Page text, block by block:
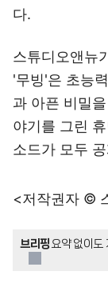
다.
스튜디오앤뉴
'무빙'은 초능
과 아픈 비밀
야기를 그린
소드가 모두
<저작권자 ©
브리핑 요약 없이도